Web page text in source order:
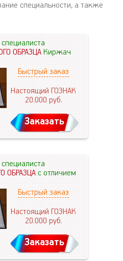
специальности, а также
ОБРАЗЦАКиржач
Быстрый заказ
Настоящий ГОЗНАК
20.000руб.
Заказать
ОБРАЗЦАс отличием
Быстрый заказ
Настоящий ГОЗНАК
20.000руб.
Заказать